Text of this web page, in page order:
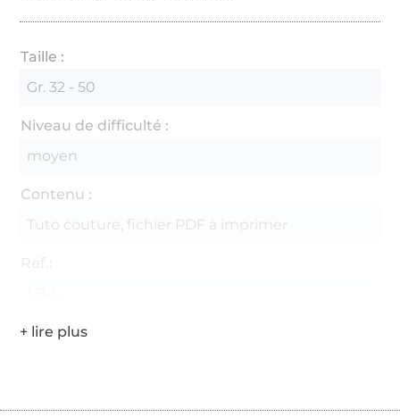
Taille :
Gr. 32 - 50
Niveau de difficulté :
moyen
Contenu :
Tuto couture, fichier PDF à imprimer